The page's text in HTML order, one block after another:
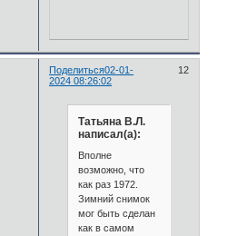
Поделиться 12
02-01-
2024 08:26:02
Татьяна В.Л.
написал(а):
Вполне
возможно, что
как раз 1972.
Зимний снимок
мог быть сделан
как в самом